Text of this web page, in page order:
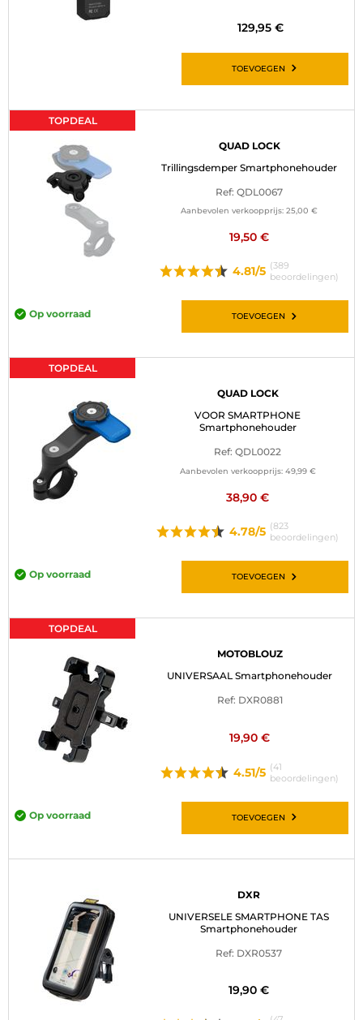
129,95 €
TOEVOEGEN
TOPDEAL
QUAD LOCK
Trillingsdemper Smartphonehouder
Ref: QDL0067
Aanbevolen verkoopprijs: 25,00 €
19,50 €
4.81/5 (389
beoordelingen)
Op voorraad TOEVOEGEN
TOPDEAL
QUAD LOCK
VOOR SMARTPHONE
Smartphonehouder
Ref: QDL0022
Aanbevolen verkoopprijs: 49,99 €
38,90 €
4.78/5 (823
beoordelingen)
Op voorraad TOEVOEGEN
TOPDEAL
MOTOBLOUZ
UNIVERSAAL Smartphonehouder
Ref: DXR0881
19,90 €
4.51/5 (41
beoordelingen)
Op voorraad TOEVOEGEN
DXR
UNIVERSELE SMARTPHONE TAS
Smartphonehouder
Ref: DXR0537
19,90 €